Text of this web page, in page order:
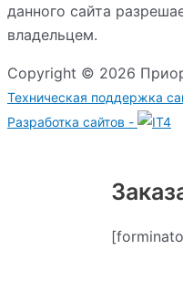
данного сайта
владельцем.
Copyright © 2026
Техническая поддержка
Разработка сайтов -